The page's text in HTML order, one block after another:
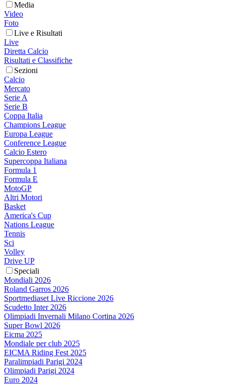
Media
Video
Foto
Live e Risultati
Live
Diretta Calcio
Risultati e Classifiche
Sezioni
Calcio
Mercato
Serie A
Serie B
Coppa Italia
Champions League
Europa League
Conference League
Calcio Estero
Supercoppa Italiana
Formula 1
Formula E
MotoGP
Altri Motori
Basket
America's Cup
Nations League
Tennis
Sci
Volley
Drive UP
Speciali
Mondiali 2026
Roland Garros 2026
Sportmediaset Live Riccione 2026
Scudetto Inter 2026
Olimpiadi Invernali Milano Cortina 2026
Super Bowl 2026
Eicma 2025
Mondiale per club 2025
EICMA Riding Fest 2025
Paralimpiadi Parigi 2024
Olimpiadi Parigi 2024
Euro 2024